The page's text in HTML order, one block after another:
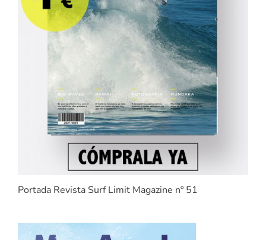
Portada Revista Surf Limit Magazine nº 51